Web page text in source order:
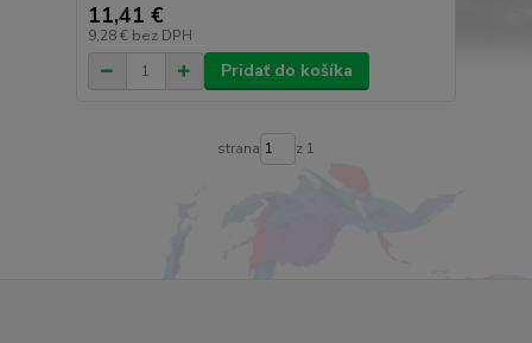
11,41 €
9,28 € bez DPH
Pridať do košíka
strana z 1